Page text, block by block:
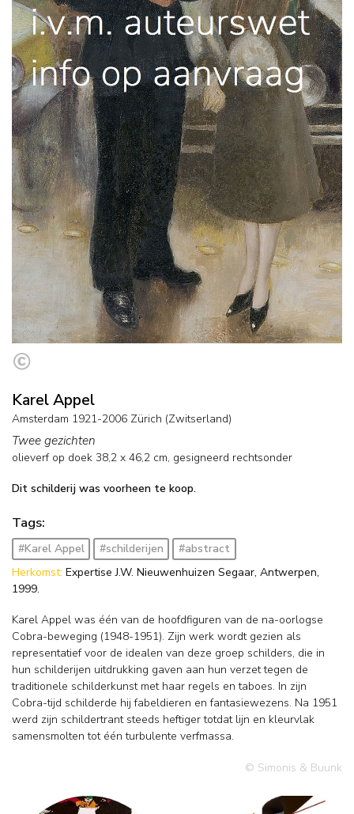
Karel Appel
Amsterdam 1921-2006 Zürich (Zwitserland)
Twee gezichten
olieverf op doek 38,2 x 46,2 cm, gesigneerd rechtsonder
Dit schilderij was voorheen te koop.
Tags:
#Karel Appel #schilderijen
#abstract
Herkomst: Expertise J.W. Nieuwenhuizen Segaar, Antwerpen,
1999.
Karel Appel was één van de hoofdfiguren van de na-oorlogse
Cobra-beweging (1948-1951). Zijn werk wordt gezien als
representatief voor de idealen van deze groep schilders, die in
hun schilderijen uitdrukking gaven aan hun verzet tegen de
traditionele schilderkunst met haar regels en taboes. In zijn
Cobra-tijd schilderde hij fabeldieren en fantasiewezens. Na 1951
werd zijn schildertrant steeds heftiger totdat lijn en kleurvlak
samensmolten tot één turbulente verfmassa.
© Simonis & Buunk